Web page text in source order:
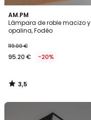
AM.PM
Lámpara de roble macizo y
opalina, Fodéo
119.00 €
95.20 € -20%
3,5
/ 5
3,5
/